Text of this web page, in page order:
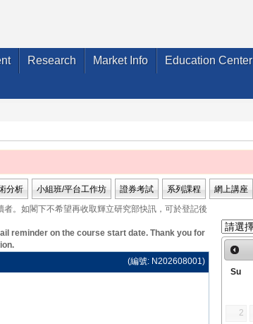
Research Market Info Education Center
分析 小組班/平台工作坊 證券考試 系列課程
網上講座
Su
2
。如閣下不希望再收取輝立研究部快訊，可於登記後
reminder on the course start date. Thank you for
(編號: N202608001)